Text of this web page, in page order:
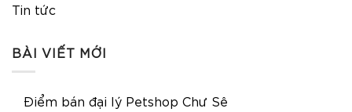
Tin tức
BÀI VIẾT MỚI
Điểm bán đại lý Petshop Chư Sê